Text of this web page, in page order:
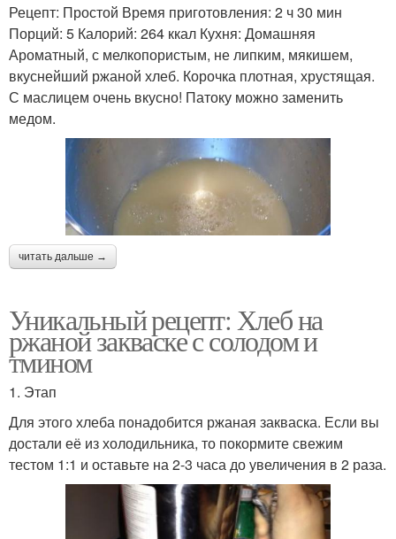
Рецепт: Простой Время приготовления: 2 ч 30 мин
Порций: 5 Калорий: 264 ккал Кухня: Домашняя
Ароматный, с мелкопористым, не липким, мякишем,
вкуснейший ржаной хлеб. Корочка плотная, хрустящая.
С маслицем очень вкусно! Патоку можно заменить
медом.
читать дальше →
Уникальный рецепт: Хлеб на
ржаной закваске с солодом и
тмином
1. Этап
Для этого хлеба понадобится ржаная закваска. Если вы
достали её из холодильника, то покормите свежим
тестом 1:1 и оставьте на 2-3 часа до увеличения в 2 раза.